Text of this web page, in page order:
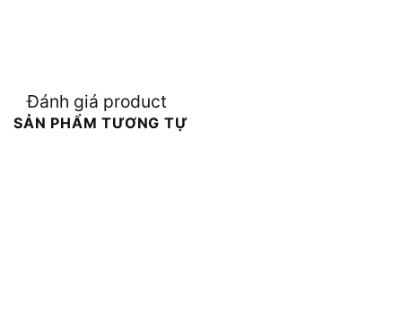
Đánh giá product
SẢN PHẨM TƯƠNG TỰ